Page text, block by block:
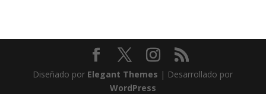
Diseñado por Elegant Themes | Desarrollado por
WordPress